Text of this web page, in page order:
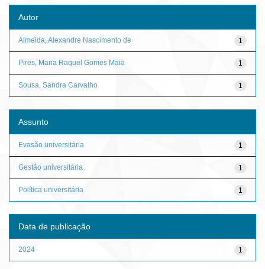
Autor
1
Almeida, Alexandre Nascimento de
1
Pires, Maria Raquel Gomes Maia
1
Sousa, Sandra Carvalho
Assunto
1
Evasão universitária
1
Gestão universitária
1
Política universitária
Data de publicação
1
2024